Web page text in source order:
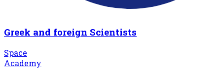
Greek and foreign Scientists
Space
Academy